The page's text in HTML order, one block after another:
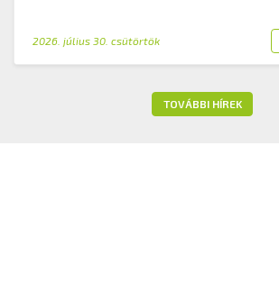
2026. július 30. csütörtök
TOVÁBBI HÍREK